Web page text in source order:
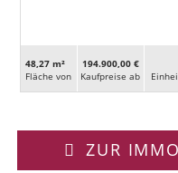
48,27 m²
Fläche von
194.900,00 €
Kaufpreise ab
ZUR